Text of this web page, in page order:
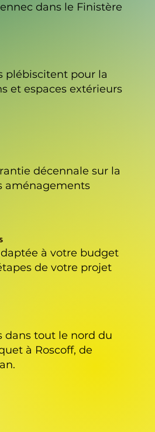
dans le Finistère
plébiscitent pour la
et espaces extérieurs
décennale sur la
aménagements
à votre budget
de votre projet
dans tout le nord du
à Roscoff, de